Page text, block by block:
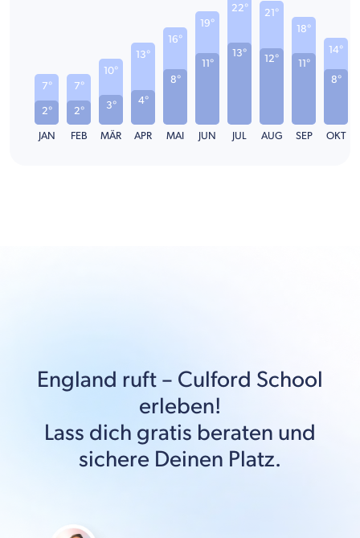
2°
7°
JAN
2°
7°
FEB
3°
10°
MÄR
4°
13°
APR
8°
16°
MAI
11°
19°
JUN
13°
22°
JUL
12°
21°
AUG
11°
18°
SEP
8°
14°
OKT
England ruft – Culford School
erleben!
Lass dich gratis beraten und
sichere Deinen Platz.